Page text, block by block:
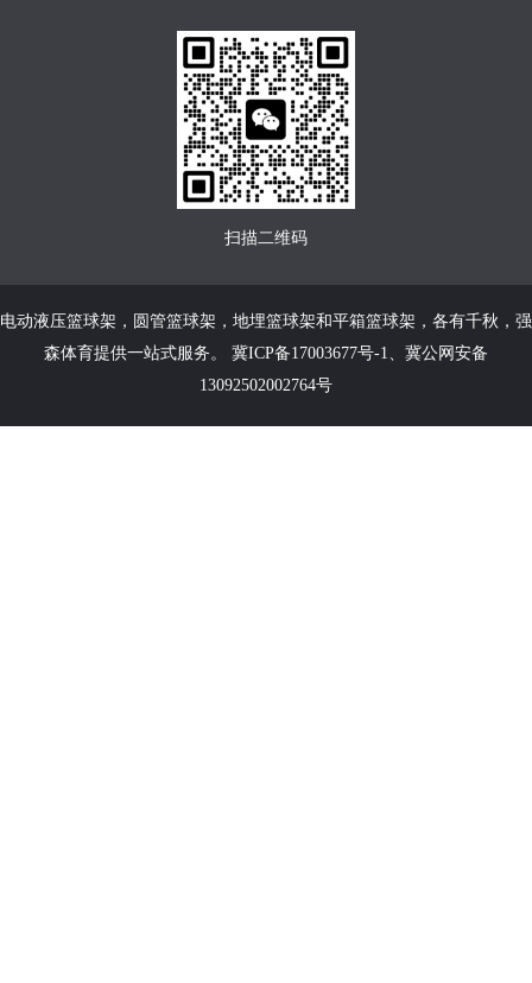
扫描二维码
电动液压篮球架 ， 圆管篮球架 ， 地埋篮球架和平箱篮球架 ，各有千秋，强
森体育提供一站式服务。 冀ICP备17003677号-1
冀公网安备
13092502002764号